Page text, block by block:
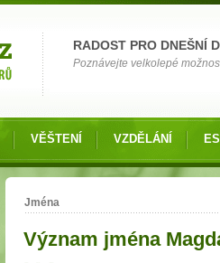
RADOST PRO DNEŠNÍ
Poznávejte velkolepé
VĚŠTENÍ VZDĚLÁNÍ
Jste zde
Jména
Význam jména